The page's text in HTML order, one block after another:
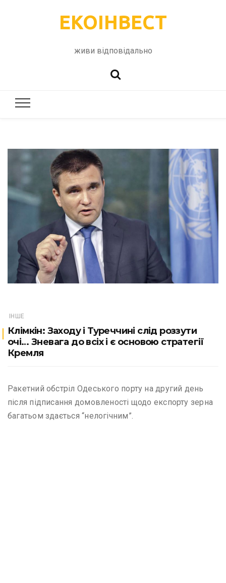
ЕКОІНВЕСТ
живи відповідально
ІНШЕ
Клімкін: Заходу і Туреччині слід роззути
очі… Зневага до всіх і є основою стратегії
Кремля
Ракетний обстріл Одеського порту на другий день
після підписання домовленості щодо експорту зерна
багатьом здається “нелогічним”.